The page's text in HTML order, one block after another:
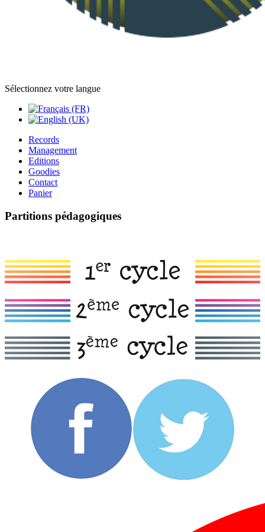
Sélectionnez votre langue
Records
Management
Editions
Goodies
Contact
Panier
Partitions pédagogiques